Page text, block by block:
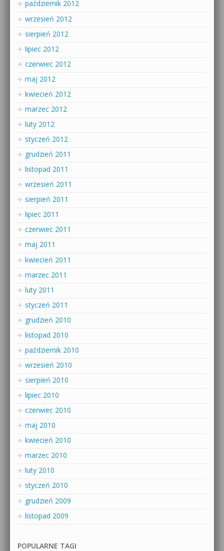
październik 2012
wrzesień 2012
sierpień 2012
lipiec 2012
czerwiec 2012
maj 2012
kwiecień 2012
marzec 2012
luty 2012
styczeń 2012
grudzień 2011
listopad 2011
wrzesień 2011
sierpień 2011
lipiec 2011
czerwiec 2011
maj 2011
kwiecień 2011
marzec 2011
luty 2011
styczeń 2011
grudzień 2010
listopad 2010
październik 2010
wrzesień 2010
sierpień 2010
lipiec 2010
czerwiec 2010
maj 2010
kwiecień 2010
marzec 2010
luty 2010
styczeń 2010
grudzień 2009
listopad 2009
POPULARNE TAGI